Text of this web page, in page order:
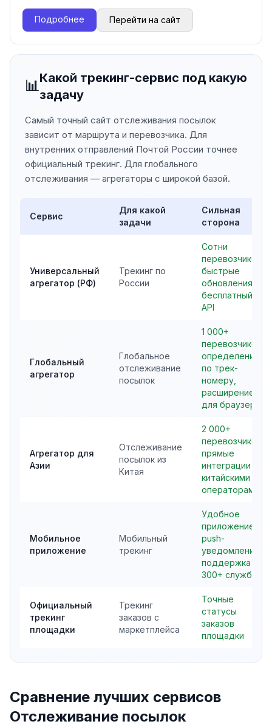
Подробнее Перейти на сайт
📊Какой трекинг-сервис под какую
задачу
Самый точный сайт отслеживания посылок
зависит от маршрута и перевозчика. Для
внутренних отправлений Почтой России точнее
официальный трекинг. Для глобального
отслеживания — агрегаторы с широкой базой.
Сервис
Для какой
задачи
Сильная
сторона
Универсальный
агрегатор (РФ)
Трекинг по
России
Сотни
перевозчиков,
быстрые
обновления,
бесплатный
API
Глобальный
агрегатор
Глобальное
отслеживание
посылок
1 000+
перевозчиков,
определение
по трек-
номеру,
расширение
для браузера
Агрегатор для
Азии
Отслеживание
посылок из
Китая
2 000+
перевозчиков,
прямые
интеграции с
китайскими
операторами
Мобильное
приложение
Мобильный
трекинг
Удобное
приложение,
push-
уведомления,
поддержка
300+ служб
Официальный
трекинг
площадки
Трекинг
заказов с
маркетплейса
Точные
статусы
заказов
площадки
Сравнение лучших сервисов
Отслеживание посылок